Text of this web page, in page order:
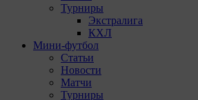
Турниры
Экстралига
КХЛ
Мини-футбол
Статьи
Новости
Матчи
Турниры